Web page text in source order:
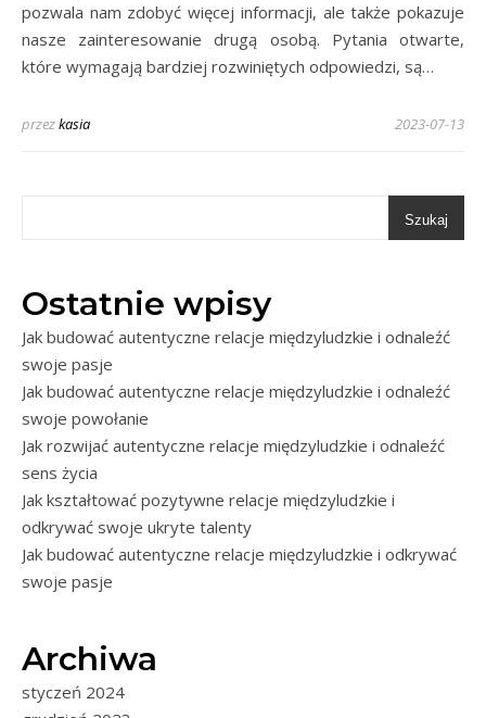
pozwala nam zdobyć więcej informacji, ale także pokazuje
nasze zainteresowanie drugą osobą. Pytania otwarte,
które wymagają bardziej rozwiniętych odpowiedzi, są…
przezkasia 2023-07-13
Szukaj
Ostatnie wpisy
Jak budować autentyczne relacje międzyludzkie i odnaleźć
swoje pasje
Jak budować autentyczne relacje międzyludzkie i odnaleźć
swoje powołanie
Jak rozwijać autentyczne relacje międzyludzkie i odnaleźć
sens życia
Jak kształtować pozytywne relacje międzyludzkie i
odkrywać swoje ukryte talenty
Jak budować autentyczne relacje międzyludzkie i odkrywać
swoje pasje
Archiwa
styczeń 2024